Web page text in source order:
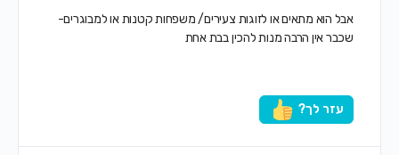
אבל הוא מתאים או לזוגות צעירים/ משפחות קטנות או למבוגרים-
שכבר אין הרבה מנות להכין בבת אחת
עזר לך?